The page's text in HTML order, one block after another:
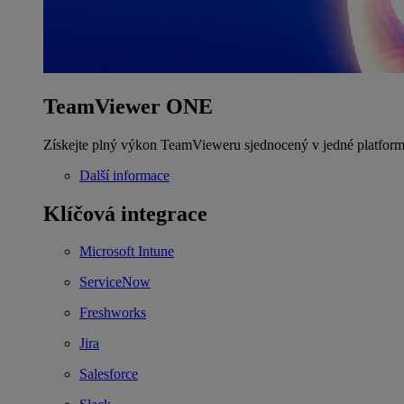
TeamViewer ONE
Získejte plný výkon TeamVieweru sjednocený v jedné
Další informace
Klíčová integrace
Microsoft Intune
ServiceNow
Freshworks
Jira
Salesforce